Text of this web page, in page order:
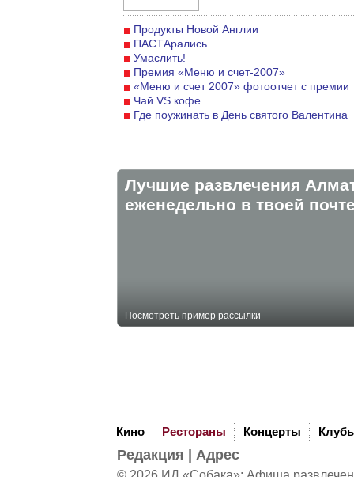
Продукты Новой Англии
ПАСТАрались
Умаслить!
Премия «Меню и счет-2007»
«Меню и счет 2007» фотоотчет с премии
Чай VS кофе
Где поужинать в День святого Валентина
Лучшие развлечения
eженедельно в твоей
Посмотреть пример рассылки
Кино Рестораны Концерты
Редакция Адрес